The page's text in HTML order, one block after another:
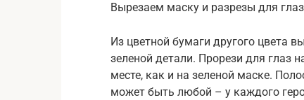
Вырезаем маску и разрезы для
Из цветной бумаги другого цвета
зеленой детали. Прорези для глаз
месте, как и на зеленой маске.
может быть любой – у каждого